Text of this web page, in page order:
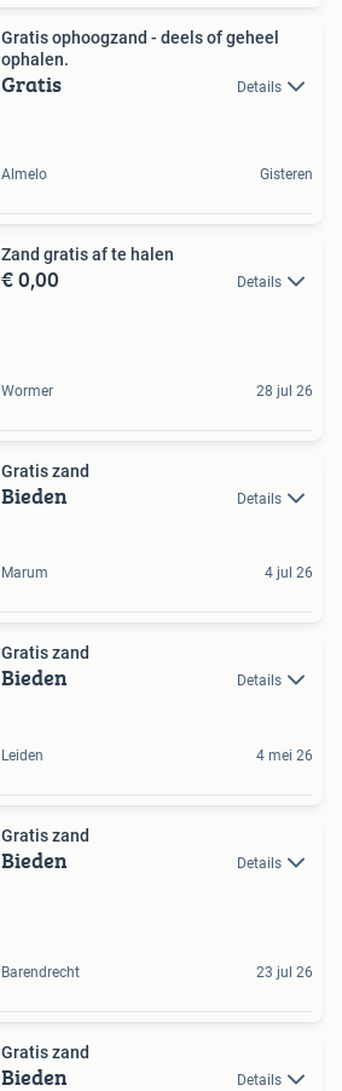
Gratis ophoogzand - deels of geheel
ophalen.
Gratis Details
Almelo Gisteren
Zand gratis af te halen
€ 0,00 Details
Wormer 28 jul 26
Gratis zand
Bieden Details
Marum 4 jul 26
Gratis zand
Bieden Details
Leiden 4 mei 26
Gratis zand
Bieden Details
Barendrecht 23 jul 26
Gratis zand
Bieden Details